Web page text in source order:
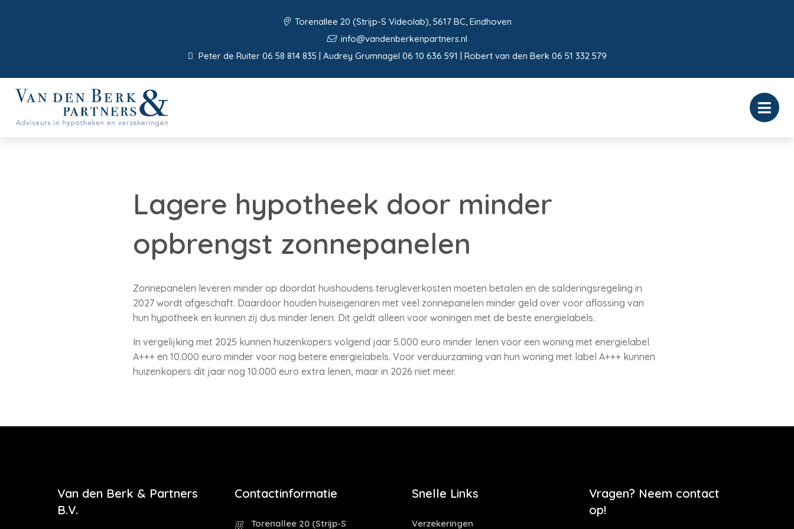
Torenallee 20 (Strijp-S Videolab), 5617 BC, Eindhoven
info@vandenberkenpartners.nl
Peter de Ruiter 06 58 814 835 | Audrey Grumnagel 06 10 636 591 | Robert van den Berk 06 51 332 579
Lagere hypotheek door minder
opbrengst zonnepanelen
Zonnepanelen leveren minder op doordat huishoudens terugleverkosten moeten betalen en de salderingsregeling in
2027 wordt afgeschaft. Daardoor houden huiseigenaren met veel zonnepanelen minder geld over voor aflossing van
hun hypotheek en kunnen zij dus minder lenen. Dit geldt alleen voor woningen met de beste energielabels.
In vergelijking met 2025 kunnen huizenkopers volgend jaar 5.000 euro minder lenen voor een woning met energielabel
A+++ en 10.000 euro minder voor nog betere energielabels. Voor verduurzaming van hun woning met label A+++ kunnen
huizenkopers dit jaar nog 10.000 euro extra lenen, maar in 2026 niet meer.
Van den Berk & Partners
B.V.
Contactinformatie
Torenallee 20 (Strijp-S
Snelle Links
Verzekeringen
Vragen? Neem contact
op!